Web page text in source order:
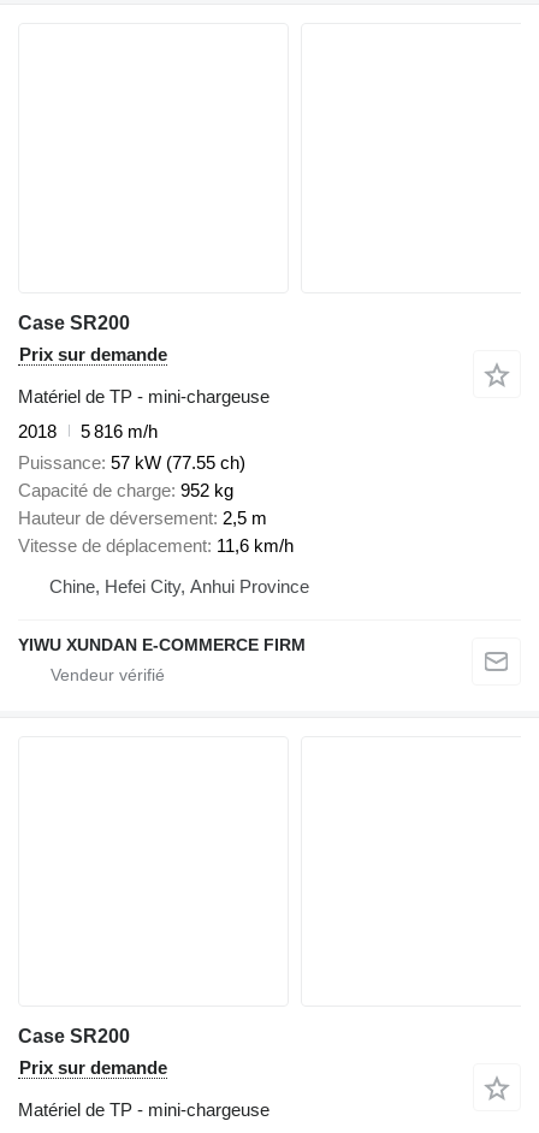
Case SR200
Prix sur demande
Matériel de TP - mini-chargeuse
2018
5 816 m/h
Puissance 57 kW (77.55 ch)
Capacité de charge 952 kg
Hauteur de déversement 2,5 m
Vitesse de déplacement 11,6 km/h
Chine, Hefei City, Anhui Province
YIWU XUNDAN E-COMMERCE FIRM
Case SR200
Prix sur demande
Matériel de TP - mini-chargeuse